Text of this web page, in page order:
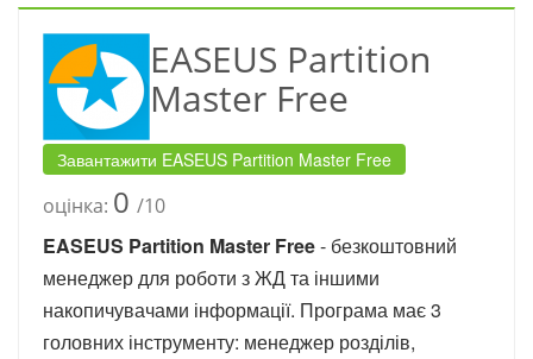
EASEUS Partition
Master Free
Завантажити EASEUS Partition Master Free
оцінка: 0 /10
EASEUS Partition Master Free- безкоштовний
менеджер для роботи з ЖД та іншими
накопичувачами інформації. Програма має 3
головних інструменту: менеджер розділів,